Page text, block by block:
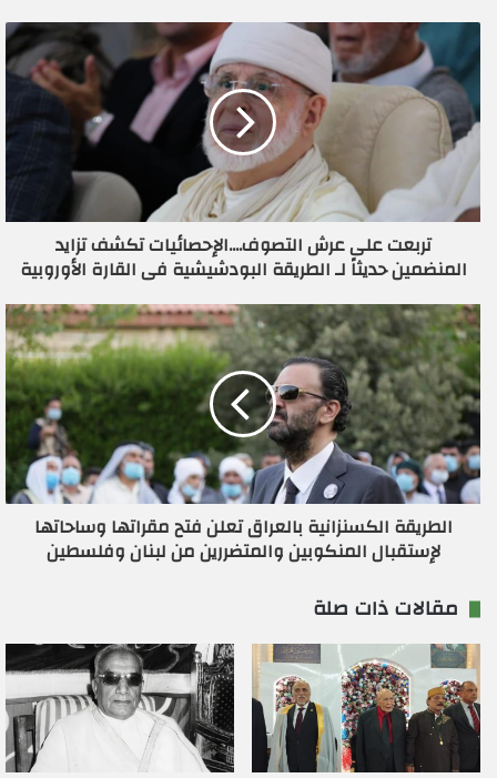
ي
ك
ا
إ
ت
ن
ي
تربعت على عرش التصوف....الإحصائيات تكشف تزايد
المنضمين حديثاً لـ الطريقة البودشيشية فى القارة الأوروبية
الطريقة الكسنزانية بالعراق تعلن فتح مقراتها وساحاتها
لإستقبال المنكوبين والمتضررين من لبنان وفلسطين
مقالات ذات صلة